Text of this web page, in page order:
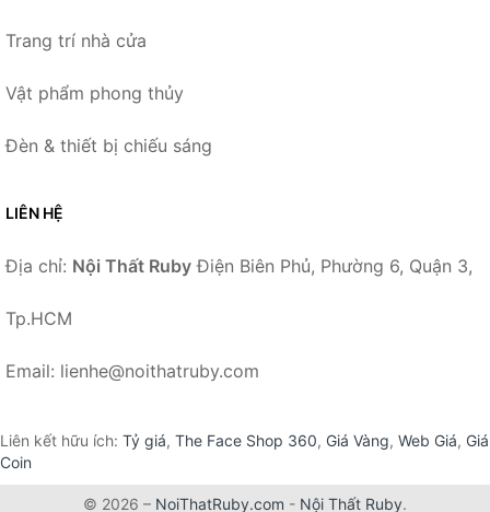
Trang trí nhà cửa
Vật phẩm phong thủy
Đèn & thiết bị chiếu sáng
LIÊN HỆ
Địa chỉ: Nội Thất Ruby Điện Biên Phủ, Phường 6, Quận 3,
Tp.HCM
Email: lienhe@noithatruby.com
Liên kết hữu ích: Tỷ giá, The Face Shop 360, Giá Vàng, Web Giá, Giá
Coin
© 2026 – NoiThatRuby.com - Nội Thất Ruby.